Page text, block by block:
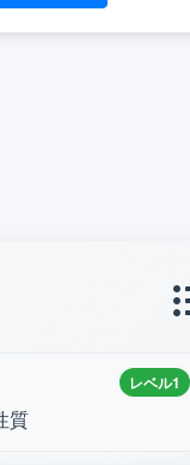
レベル1
質